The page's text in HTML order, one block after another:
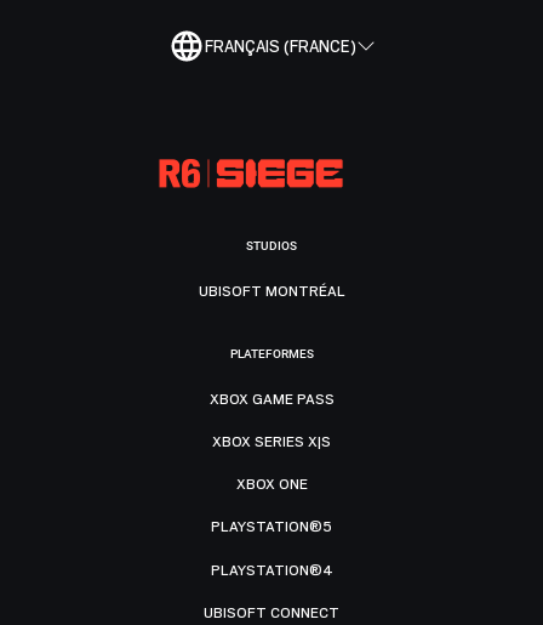
FRANÇAIS (FRANCE)
STUDIOS
UBISOFT MONTRÉAL
PLATEFORMES
XBOX GAME PASS
XBOX SERIES X|S
XBOX ONE
PLAYSTATION®5
PLAYSTATION®4
UBISOFT CONNECT